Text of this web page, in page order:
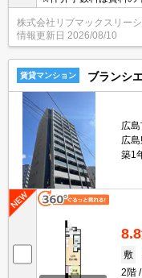
ステムキッチンなど
ックで防犯面も安心☆
です☆便利な宅配ボッ
株式会社リブマックスリー
情報更新日 2026/08/10
賃貸マンション ブランシ
広
広
築1
8.8
敷
2階